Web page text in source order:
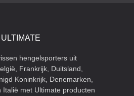
ULTIMATE
hengelsporters uit
Frankrijk, Duitsland,
Koninkrijk, Denemarken,
Italië met Ultimate producten